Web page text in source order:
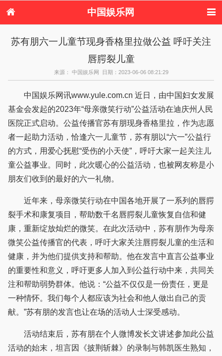
中国娱乐网
港台娱乐
日本娱乐 韩国娱乐
欧美娱乐
音乐新闻 影视新闻
港台明星八卦
日本韩国明星
欧美明星八卦
苏有朋六一儿童节现身香格里拉做公益 呼吁关注
唇腭裂儿童
来源： 中国娱乐网 日期：2023-06-06 08:21:29
中国娱乐网讯www.yule.com.cn 近日，由中国妇女发展
基金会发起的2023年“母亲微笑行动”公益活动在迪庆州人民
医院正式启动。公益传播官苏有朋现身香格里拉，作为志愿
者一起助力活动，恰逢六一儿童节，苏有朋以“六一”公益行
的方式，用爱心抚慰“受伤的小天使”，呼吁大家一起关注儿
童公益事业。同时，此次暖心的公益活动，也被网友称是小
朋友们收到的最好的六一礼物。
近年来，母亲微笑行动在中国各地开展了一系列的唇腭
裂手术和康复项目，帮助数千名唇腭裂儿童恢复自信和健
康，重新绽放灿烂的微笑。在此次活动中，苏有朋作为母亲
微笑公益传播官的代表，呼吁大家关注唇腭裂儿童的生活和
健康，并为他们提供支持和帮助。他在发言中直言公益事业
的重要性和意义，呼吁更多人加入到公益行动中来，共同关
注和帮助弱势群体。他说：“公益不仅仅是一份责任，更是
一种情怀。我们每个人都应该为社会和他人做出自己的贡
献。”苏有朋的发言也让在场的活动人士深受感动。
活动结束后，苏有朋在个人微博发长文讲述参加此公益
活动的始末，坦言因《披荆斩棘》的录制与韩凯医生熟知，